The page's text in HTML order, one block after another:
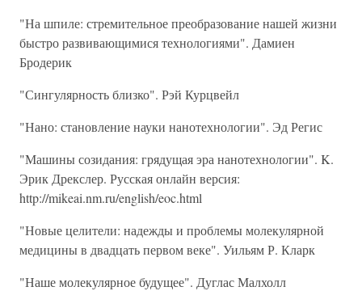
"На шпиле: стремительное преобразование нашей жизни
быстро развивающимися технологиями". Дамиен
Бродерик
"Сингулярность близко". Рэй Курцвейл
"Нано: становление науки нанотехнологии". Эд Регис
"Машины созидания: грядущая эра нанотехнологии". K.
Эрик Дрекслер. Русская онлайн версия:
http://mikeai.nm.ru/english/eoc.html
"Новые целители: надежды и проблемы молекулярной
медицины в двадцать первом веке". Уильям Р. Кларк
"Наше молекулярное будущее". Дуглас Малхолл